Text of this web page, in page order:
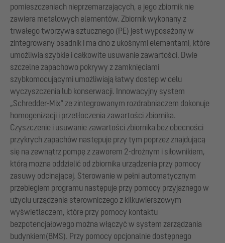
pomieszczeniach nieprzemarzających, a jego zbiornik nie
zawiera metalowych elementów. Zbiornik wykonany z
trwałego tworzywa sztucznego (PE) jest wyposażony w
zintegrowany osadnik i ma dno z ukośnymi elementami, które
umożliwia szybkie i całkowite usuwanie zawartości. Dwie
szczelne zapachowo pokrywy z zamknięciami
szybkomocującymi umożliwiają łatwy dostęp w celu
wyczyszczenia lub konserwacji. Innowacyjny system
„Schredder-Mix“ ze zintegrowanym rozdrabniaczem dokonuje
homogenizacji i przetłoczenia zawartości zbiornika.
Czyszczenie i usuwanie zawartości zbiornika bez obecności
przykrych zapachów następuje przy tym poprzez znajdującą
się na zewnątrz pompę z zaworem 2-drożnym i siłownikiem,
którą można oddzielić od zbiornika urządzenia przy pomocy
zasuwy odcinającej. Sterowanie w pełni automatycznym
przebiegiem programu następuje przy pomocy przyjaznego w
użyciu urządzenia sterowniczego z kilkuwierszowym
wyświetlaczem, które przy pomocy kontaktu
bezpotencjałowego można włączyć w system zarządzania
budynkiem(BMS). Przy pomocy opcjonalnie dostępnego